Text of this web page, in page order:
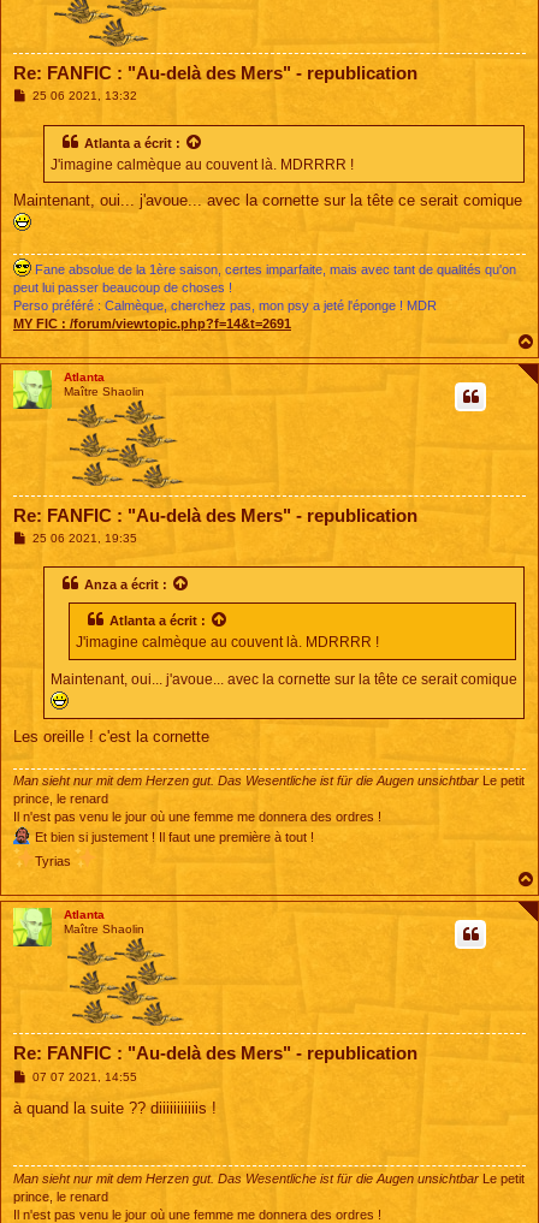
Re: FANFIC : "Au-delà des Mers" - republication
M25 06 2021, 13:32
Atlanta a écrit :
J'imagine calmèque au couvent là. MDRRRR !
Maintenant, oui... j'avoue... avec la cornette sur la tête ce serait comique
Fane absolue de la 1ère saison, certes imparfaite, mais avec tant de qualités qu'on
peut lui passer beaucoup de choses !
Perso préféré : Calmèque, cherchez pas, mon psy a jeté l'éponge ! MDR
MY FIC : /forum/viewtopic.php?f=14&t=2691
Atlanta
Maître Shaolin
Re: FANFIC : "Au-delà des Mers" - republication
M25 06 2021, 19:35
Anza a écrit :
Atlanta a écrit :
J'imagine calmèque au couvent là. MDRRRR !
Maintenant, oui... j'avoue... avec la cornette sur la tête ce serait comique
Les oreille ! c'est la cornette
Man sieht nur mit dem Herzen gut. Das Wesentliche ist für die Augen unsichtbar
Le petit
prince, le renard
Il n'est pas venu le jour où une femme me donnera des ordres !
Et bien si justement ! Il faut une première à tout !
Tyrias
Atlanta
Maître Shaolin
Re: FANFIC : "Au-delà des Mers" - republication
M
s
s
07 07 2021, 14:55
à quand la suite ?? diiiiiiiiiiis !
Man sieht nur mit dem Herzen gut. Das Wesentliche ist für die Augen unsichtbar Le petit
prince, le renard
Il n'est pas venu le jour où une femme me donnera des ordres !